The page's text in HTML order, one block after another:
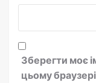
Зберегти моє
цьому